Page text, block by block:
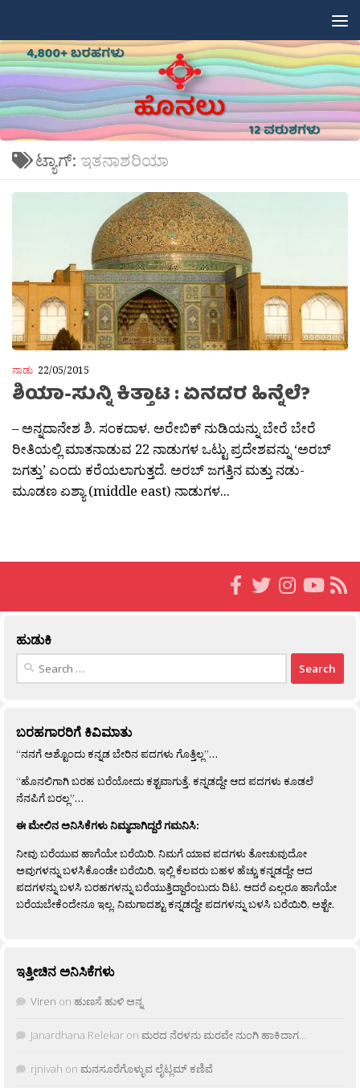
ಟ್ಯಾಗ್: ಇತನಾಶರಿಯಾ
ನಾಡು 22/05/2015
ಶಿಯಾ-ಸುನ್ನಿ ಕಿತ್ತಾಟ : ಏನದರ ಹಿನ್ನೆಲೆ?
– ಅನ್ನದಾನೇಶ ಶಿ. ಸಂಕದಾಳ. ಅರೇಬಿಕ್ ನುಡಿಯನ್ನು ಬೇರೆ ಬೇರೆ
ರೀತಿಯಲ್ಲಿ ಮಾತನಾಡುವ 22 ನಾಡುಗಳ ಒಟ್ಟು ಪ್ರದೇಶವನ್ನು ‘ಅರಬ್
ಜಗತ್ತು’ ಎಂದು ಕರೆಯಲಾಗುತ್ತದೆ. ಅರಬ್ ಜಗತ್ತಿನ ಮತ್ತು ನಡು-
ಮೂಡಣ ಏಶ್ಯಾ (middle east) ನಾಡುಗಳ...
ಹುಡುಕಿ
Search
ಬರಹಗಾರರಿಗೆ ಕಿವಿಮಾತು
“ನನಗೆ ಅಶ್ಟೊಂದು ಕನ್ನಡ ಬೇರಿನ ಪದಗಳು ಗೊತ್ತಿಲ್ಲ”…
“ಹೊನಲಿಗಾಗಿ ಬರಹ ಬರೆಯೋದು ಕಶ್ಟವಾಗುತ್ತೆ. ಕನ್ನಡದ್ದೇ ಆದ ಪದಗಳು ಕೂಡಲೆ
ನೆನಪಿಗೆ ಬರಲ್ಲ”…
ಈ ಮೇಲಿನ ಅನಿಸಿಕೆಗಳು ನಿಮ್ಮದಾಗಿದ್ದರೆ ಗಮನಿಸಿ:
ನೀವು ಬರೆಯುವ ಹಾಗೆಯೇ ಬರೆಯಿರಿ. ನಿಮಗೆ ಯಾವ ಪದಗಳು ತೋಚುವುದೋ
ಅವುಗಳನ್ನು ಬಳಸಿಕೊಂಡೇ ಬರೆಯಿರಿ. ಇಲ್ಲಿ ಕೆಲವರು ಬಹಳ ಹೆಚ್ಚು ಕನ್ನಡದ್ದೇ ಆದ
ಪದಗಳನ್ನು ಬಳಸಿ ಬರಹಗಳನ್ನು ಬರೆಯುತ್ತಿದ್ದಾರೆಂಬುದು ದಿಟ. ಆದರೆ ಎಲ್ಲರೂ ಹಾಗೆಯೇ
ಬರೆಯಬೇಕೆಂದೇನೂ ಇಲ್ಲ. ನಿಮಗಾದಶ್ಟು ಕನ್ನಡದ್ದೇ ಪದಗಳನ್ನು ಬಳಸಿ ಬರೆಯಿರಿ, ಅಶ್ಟೇ.
ಇತ್ತೀಚಿನ ಅನಿಸಿಕೆಗಳು
Viren on ಹುಣಸೆ ಹುಳಿ ಅನ್ನ
Janardhana Relekar on ಮರದ ನೆರಳನು ಮರವೇ ನುಂಗಿ ಹಾಕಿದಾಗ…
rjnivah on ಮನಸೂರೆಗೊಳ್ಳುವ ಲೈಟ್ಲಮ್ ಕಣಿವೆ